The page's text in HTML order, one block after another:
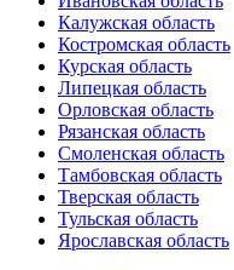
Калужская область
Костромская область
Курская область
Липецкая область
Орловская область
Рязанская область
Смоленская область
Тамбовская область
Тверская область
Тульская область
Ярославская область